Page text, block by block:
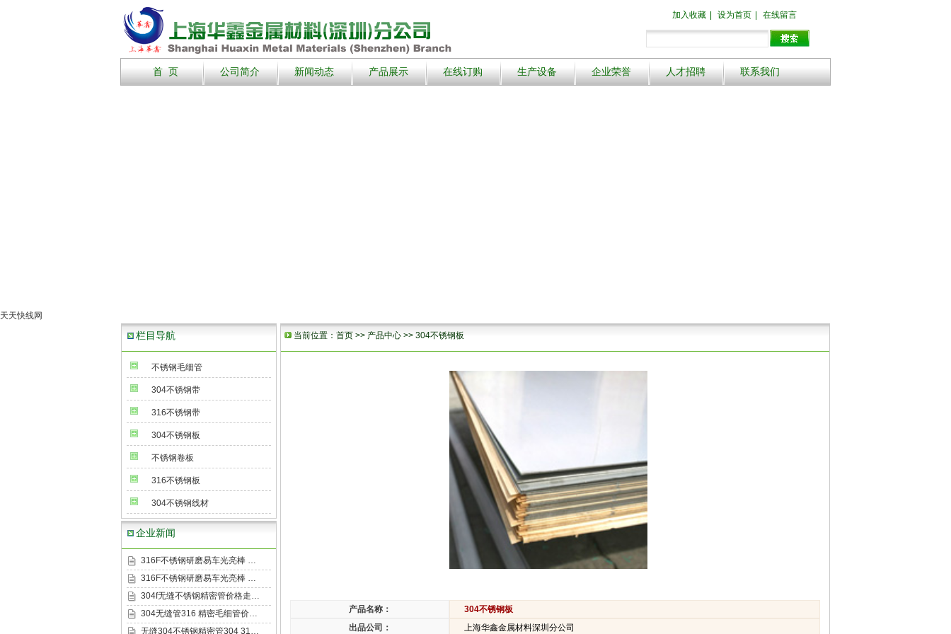
加入收藏 设为首页 在线留言
首 页 公司简介 新闻动态 产品展示 在线订购 生产设备 企业荣誉 人才招聘 联系我们
天天快线网
栏目导航
不锈钢毛细管
304不锈钢带
316不锈钢带
304不锈钢板
不锈钢卷板
316不锈钢板
304不锈钢线材
企业新闻
316F不锈钢研磨易车光亮棒 …
316F不锈钢研磨易车光亮棒 …
304f无缝不锈钢精密管价格走…
304无缝管316 精密毛细管价…
无缝304不锈钢精密管304 31…
当前位置： 首页 >> 产品中心 >> 304不锈钢板
产品名称：
304不锈钢板
出品公司：
上海华鑫金属材料深圳分公司